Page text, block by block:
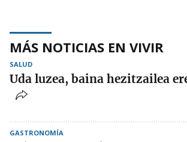
MÁS NOTICIAS EN VIVIR
SALUD
Uda luzea, baina hezitzailea
GASTRONOMÍA